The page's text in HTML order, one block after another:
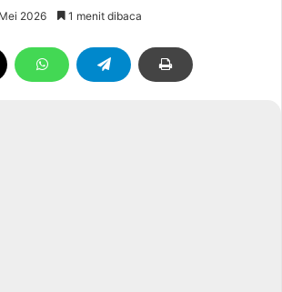
2026 1 menit dibaca